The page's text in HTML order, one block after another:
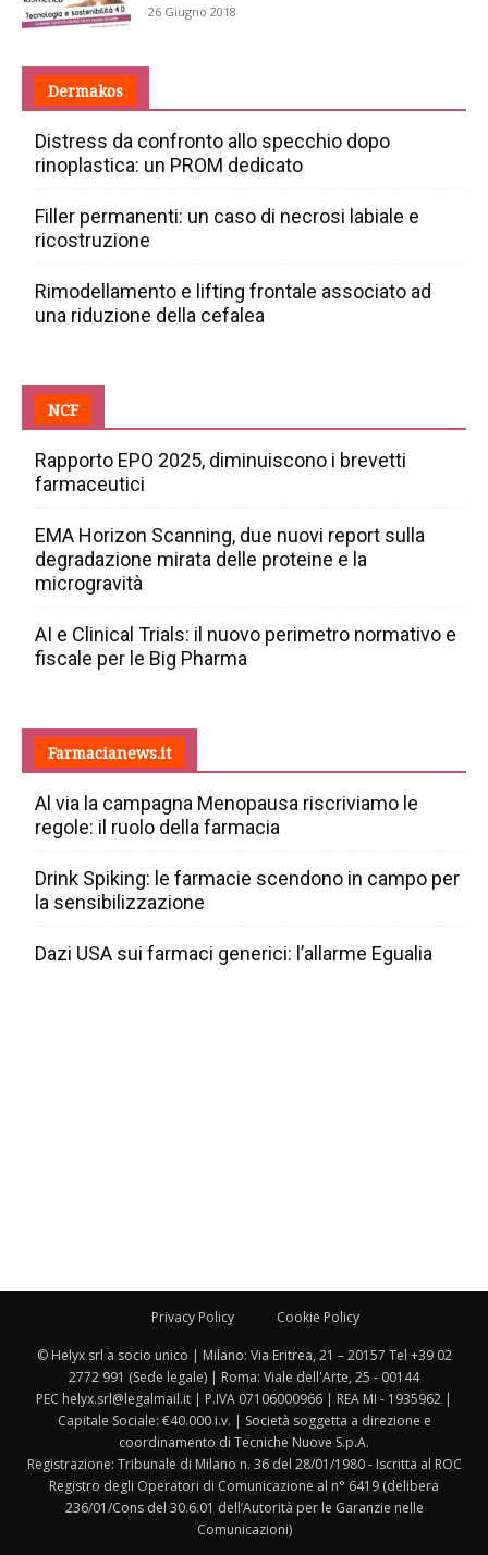
26 Giugno 2018
Dermakos
Distress da confronto allo specchio dopo
rinoplastica: un PROM dedicato
Filler permanenti: un caso di necrosi labiale e
ricostruzione
Rimodellamento e lifting frontale associato ad
una riduzione della cefalea
NCF
Rapporto EPO 2025, diminuiscono i brevetti
farmaceutici
EMA Horizon Scanning, due nuovi report sulla
degradazione mirata delle proteine e la
microgravità
AI e Clinical Trials: il nuovo perimetro normativo e
fiscale per le Big Pharma
Farmacianews.it
Al via la campagna Menopausa riscriviamo le
regole: il ruolo della farmacia
Drink Spiking: le farmacie scendono in campo per
la sensibilizzazione
Dazi USA sui farmaci generici: l’allarme Egualia
Privacy Policy Cookie Policy
© Helyx srl a socio unico | Milano: Via Eritrea, 21 – 20157 Tel +39 02
2772 991 (Sede legale) | Roma: Viale dell'Arte, 25 - 00144
PEC helyx.srl@legalmail.it | P.IVA 07106000966 | REA MI - 1935962 |
Capitale Sociale: €40.000 i.v. | Società soggetta a direzione e
coordinamento di Tecniche Nuove S.p.A.
Registrazione: Tribunale di Milano n. 36 del 28/01/1980 - Iscritta al ROC
Registro degli Operatori di Comunicazione al n° 6419 (delibera
236/01/Cons del 30.6.01 dell’Autorità per le Garanzie nelle
Comunicazioni)